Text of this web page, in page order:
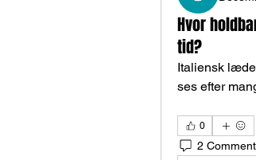
Hvor
tid?
Italiensk
ses efter
0
2